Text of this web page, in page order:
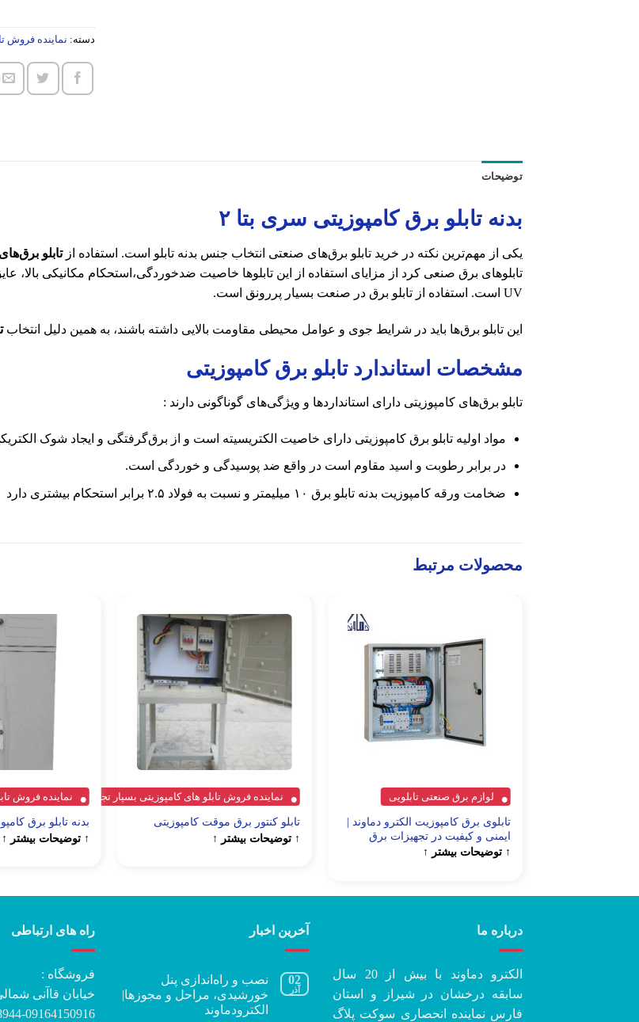
دسته: نماینده فروش
توضیحات
بدنه تابلو برق کامپوزیتی سری بتا ۲
یکی از مهم‌ترین نکته در خرید تابلو برق‌های صنعتی انتخاب جنس بدنه تابلو است. استفاده ازتابلو
تابلوهای برق صنعی کرد از مزایای استفاده از این تابلوها خاصیت ضدخوردگی،استحکام مکانیکی بالا،
UV است. استفاده از تابلو برق در صنعت بسیار پررونق است.
این تابلو برق‌ها باید در شرایط جوی و عوامل محیطی مقاومت بالایی داشته باشند، به همین دلیل انتخاب
مشخصات استاندارد تابلو برق کامپوزیتی
تابلو برق‌های کامپوزیتی دارای استانداردها و ویژگی‌های گوناگونی دارند :
مواد اولیه تابلو برق کامپوزیتی دارای خاصیت الکتریسیته است و از برق‌گرفتگی و ایجاد شوک
در برابر رطوبت و اسید مقاوم است در واقع ضد پوسیدگی و خوردگی است.
ضخامت ورقه کامپوزیت بدنه تابلو برق ۱۰ میلیمتر و نسبت به فولاد ۲.۵ برابر استحکام بیشتری دارد
محصولات مرتبط
نماینده فروش تابلو های کامپوزیتی بسپار تجهیز ایستا الکتریک (بتا)
تابلو کنتور برق موقت کامپوزیتی
↑ توضیحات بیشتر ↑
نماینده فروش
بدنه تابلو برق
↑ توضیحات بیشتر ↑
لوازم برق صنعتی تابلویی
تابلوی برق کامپوزیت الکترو دماوند |
ایمنی و کیفیت در تجهیزات برق
↑ توضیحات بیشتر ↑
درباره ما
الکترو دماوند با بیش از 20 سال
سابقه درخشان در شیراز و استان
فارس نماینده انحصاری سوکت پلاگ
آخرین اخبار
02
آذر
نصب و راه‌اندازی پنل
خورشیدی، مراحل و مجوزها|
الکترودماوند
راه های ارتباطی
فروشگاه :
خیابان قاآنی
09164150916